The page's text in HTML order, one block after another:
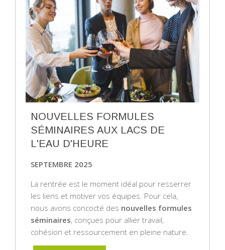
NOUVELLES FORMULES
SÉMINAIRES AUX LACS DE
L'EAU D'HEURE
SEPTEMBRE 2025
La rentrée est le moment idéal pour resserrer
les liens et motiver vos équipes. Pour cela,
nous avons concocté des nouvelles formules
séminaires, conçues pour allier travail,
cohésion et ressourcement en pleine nature.